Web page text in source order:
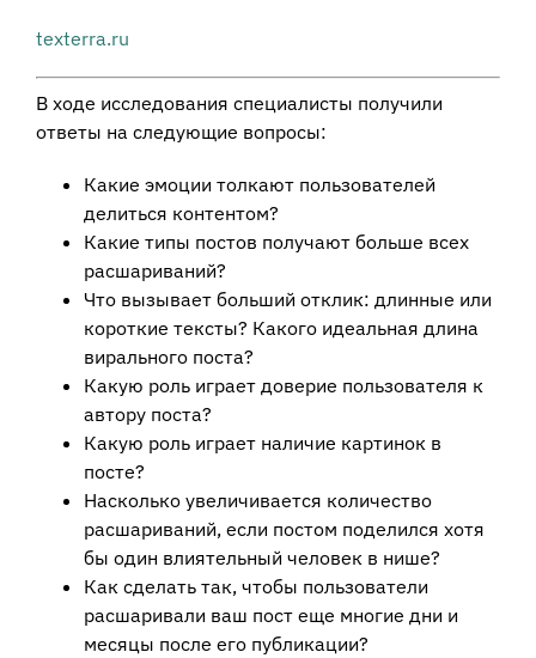
texterra.ru
В ходе исследования специалисты получили
ответы на следующие вопросы:
Какие эмоции толкают пользователей
делиться контентом?
Какие типы постов получают больше всех
расшариваний?
Что вызывает больший отклик: длинные или
короткие тексты? Какого идеальная длина
вирального поста?
Какую роль играет доверие пользователя к
автору поста?
Какую роль играет наличие картинок в
посте?
Насколько увеличивается количество
расшариваний, если постом поделился хотя
бы один влиятельный человек в нише?
Как сделать так, чтобы пользователи
расшаривали ваш пост еще многие дни и
месяцы после его публикации?